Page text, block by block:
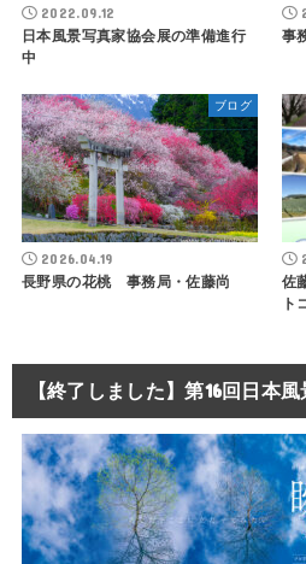
2022.09.12
日本風景写真家協会展の準備進行
中
事
ブログ
2026.04.19
長野県の花桃 事務局・佐藤尚
佐
ト
【終了しました】第16回日本